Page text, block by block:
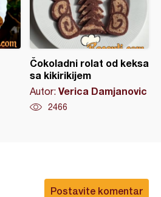
Čokoladni rolat od keksa
sa kikirikijem
Autor: Verica Damjanovic
2466
Postavite komentar